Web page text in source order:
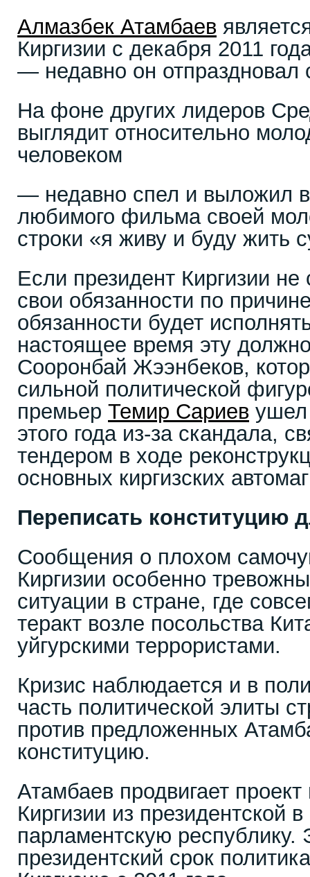
Алмазбек Атамбаев
Киргизии с декабря 2011
— недавно он отпраздновал
На фоне других лидеров
выглядит относительно
человеком
— недавно спел и выложил
любимого фильма своей
строки «я живу и буду жить
Если президент Киргизии
свои обязанности по
обязанности будет
настоящее время эту
Сооронбай Жээнбеков,
сильной политической
премьер Темир Сариев ушел
этого года из-за скандала,
тендером в ходе
основных киргизских
Переписать конституцию
Сообщения о плохом
Киргизии особенно
ситуации в стране, где
теракт возле посольства
уйгурскими террористами.
Кризис наблюдается и в
часть политической элиты
против предложенных
конституцию.
Атамбаев продвигает
Киргизии из президентской
парламентскую республику.
президентский срок